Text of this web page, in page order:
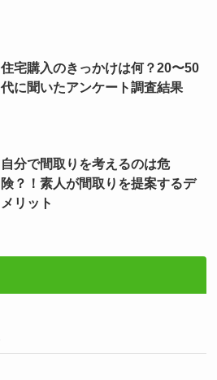
住宅購入のきっかけは何？20〜50
代に聞いたアンケート調査結果
自分で間取りを考えるのは危
険？！素人が間取りを提案するデ
メリット